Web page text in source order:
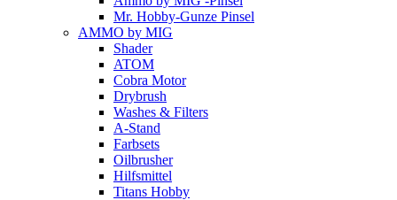
Mr. Hobby-Gunze Pinsel
AMMO by MIG
Shader
ATOM
Cobra Motor
Drybrush
Washes & Filters
A-Stand
Farbsets
Oilbrusher
Hilfsmittel
Titans Hobby